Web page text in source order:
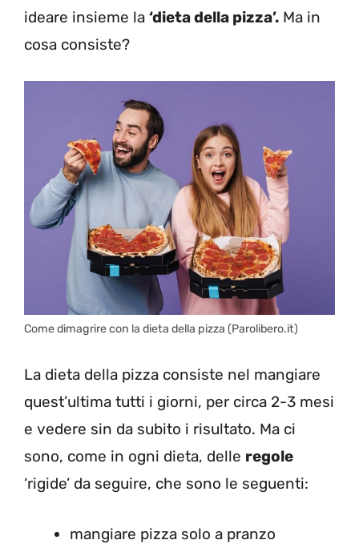
ideare insieme la ‘dieta della pizza’. Ma in
cosa consiste?
Come dimagrire con la dieta della pizza (Parolibero.it)
La dieta della pizza consiste nel mangiare
quest’ultima tutti i giorni, per circa 2-3 mesi
e vedere sin da subito i risultato. Ma ci
sono, come in ogni dieta, delle regole
‘rigide’ da seguire, che sono le seguenti:
mangiare pizza solo a pranzo